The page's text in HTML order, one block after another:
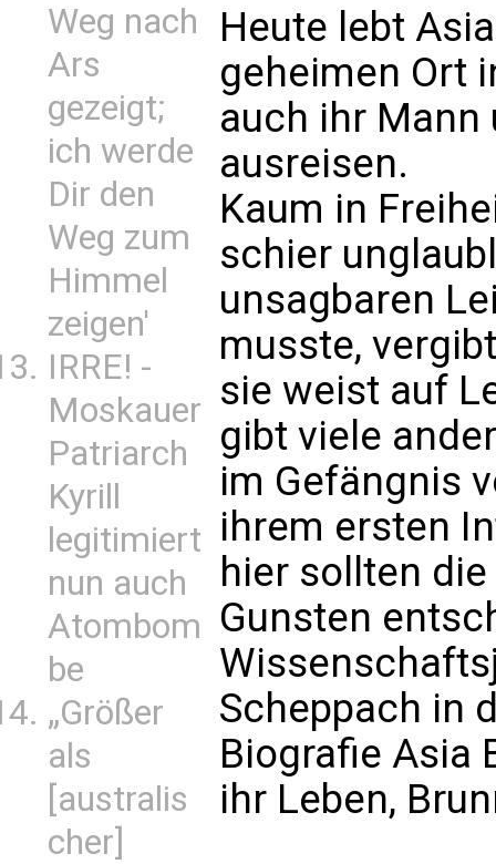
Weg nach
Ars
gezeigt;
ich werde
Dir den
Weg zum
Himmel
zeigen'
IRRE! -
Moskauer
Patriarch
Kyrill
legitimiert
nun auch
Atombom
be
„Größer
als
[australis
cher]
Heute lebt
geheimen Ort
auch ihr Mann
ausreisen.
Kaum in
schier
unsagbaren
musste,
sie weist auf
gibt viele
im Gefängnis
ihrem ersten
hier sollten
Gunsten
Scheppach in
Biografie Asia
ihr Leben,